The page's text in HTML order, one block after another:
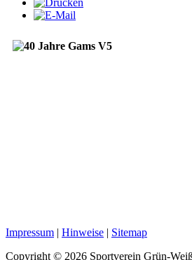
Impressum | Hinweise | Sitemap
Copyright © 2026 Sportverein Grün-